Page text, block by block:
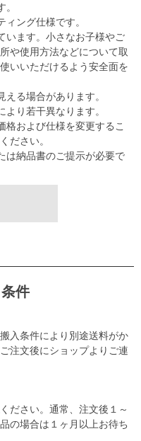
ング仕様です。
います。小さなお子様やご
や使用方法などについて取
いいただけるよう安全面を
る場合があります。
り若干異なります。
および仕様を変更するこ
ださい。
は納品書のご提示が必要で
件
入条件により別途送料がか
注文後にショップよりご連
ださい。通常、注文後１～
の場合は１ヶ月以上お待ち